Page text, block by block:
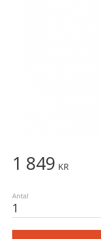
1 849 KR
Antal